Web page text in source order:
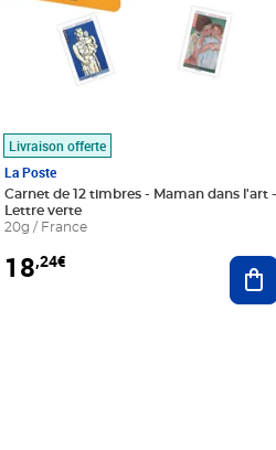
au panier
Livraison offerte
La Poste
Carnet de 12 timbres - Maman dans l'art -
Lettre verte
20g / France
18,24€